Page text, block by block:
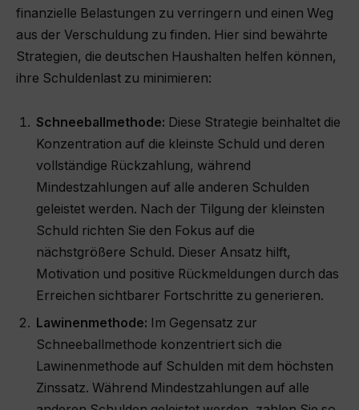
finanzielle Belastungen zu verringern und einen Weg
aus der Verschuldung zu finden. Hier sind bewährte
Strategien, die deutschen Haushalten helfen können,
ihre Schuldenlast zu minimieren:
Schneeballmethode: Diese Strategie beinhaltet die
Konzentration auf die kleinste Schuld und deren
vollständige Rückzahlung, während
Mindestzahlungen auf alle anderen Schulden
geleistet werden. Nach der Tilgung der kleinsten
Schuld richten Sie den Fokus auf die
nächstgrößere Schuld. Dieser Ansatz hilft,
Motivation und positive Rückmeldungen durch das
Erreichen sichtbarer Fortschritte zu generieren.
Lawinenmethode: Im Gegensatz zur
Schneeballmethode konzentriert sich die
Lawinenmethode auf Schulden mit dem höchsten
Zinssatz. Während Mindestzahlungen auf alle